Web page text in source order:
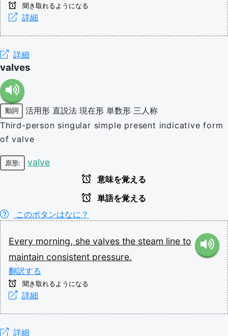
聞き取れるようになる
詳細
詳細
valves
動詞 活用形 直説法 現在形 単数形 三人称
Third-person singular simple present indicative form
of valve
原形: valve
意味を覚える
単語を覚える
このボタンはなに？
Every morning, she valves the steam line to
maintain consistent pressure.
翻訳する
聞き取れるようになる
詳細
詳細